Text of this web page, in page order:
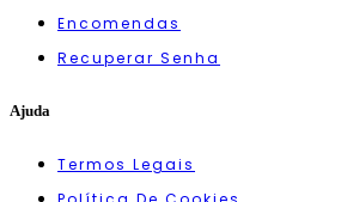
Encomendas
Recuperar Senha
Ajuda
Termos Legais